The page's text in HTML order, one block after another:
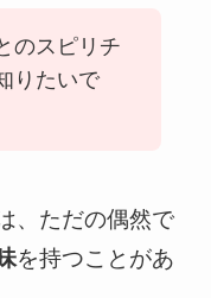
のスピリチ
りたいで
、ただの偶然で
を持つことがあ